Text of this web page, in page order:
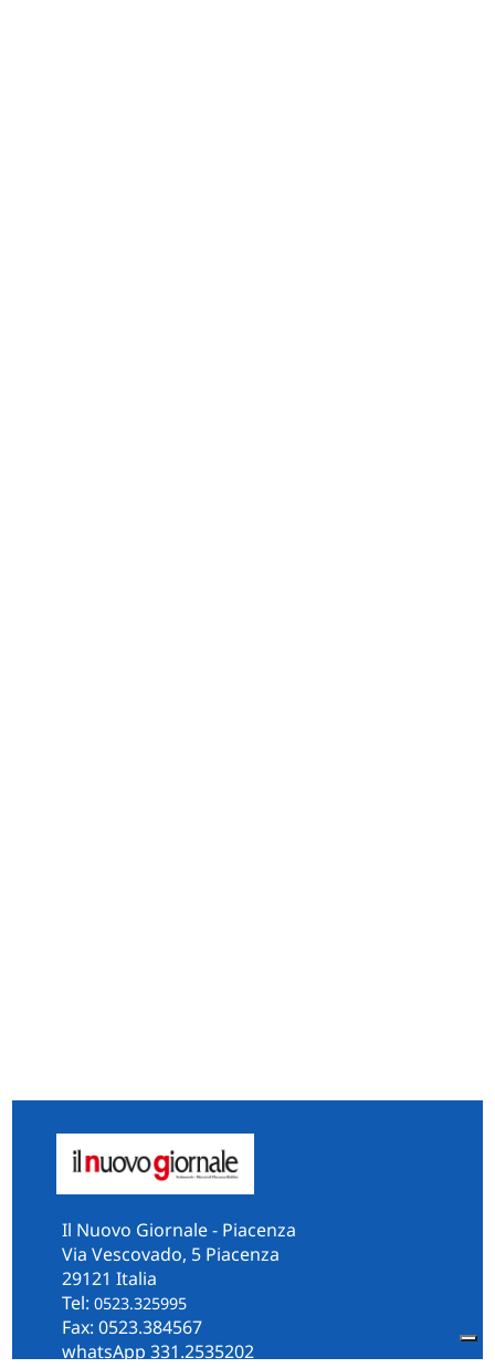
Il Nuovo Giornale - Piacenza
Via Vescovado, 5 Piacenza
29121 Italia
Tel: 0523.325995
Fax: 0523.384567
whatsApp 331.2535202